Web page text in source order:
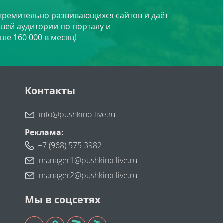
развивающихся сайтов и даёт
аудитории по порталу и
160 000 в месяц!
Контакты
info@pushkino-live.ru
Реклама:
+7 (968) 575 3982
manager1@pushkino-live.ru
manager2@pushkino-live.ru
Мы в соцсетях